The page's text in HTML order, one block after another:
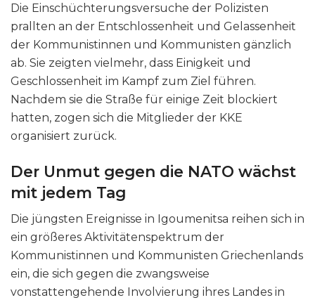
Die Einschüchterungsversuche der Polizisten
prallten an der Entschlossenheit und Gelassenheit
der Kommunistinnen und Kommunisten gänzlich
ab. Sie zeigten vielmehr, dass Einigkeit und
Geschlossenheit im Kampf zum Ziel führen.
Nachdem sie die Straße für einige Zeit blockiert
hatten, zogen sich die Mitglieder der KKE
organisiert zurück.
Der Unmut gegen die NATO wächst
mit jedem Tag
Die jüngsten Ereignisse in Igoumenitsa reihen sich in
ein größeres Aktivitätenspektrum der
Kommunistinnen und Kommunisten Griechenlands
ein, die sich gegen die zwangsweise
vonstattengehende Involvierung ihres Landes in